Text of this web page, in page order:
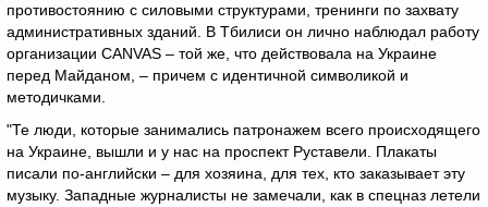
противостоянию с силовыми структурами, тренинги по захвату
административных зданий. В Тбилиси он лично наблюдал работу
организации CANVAS – той же, что действовала на Украине
перед Майданом, – причем с идентичной символикой и
методичками.
"Те люди, которые занимались патронажем всего происходящего
на Украине, вышли и у нас на проспект Руставели. Плакаты
писали по-английски – для хозяина, для тех, кто заказывает эту
музыку. Западные журналисты не замечали, как в спецназ летели